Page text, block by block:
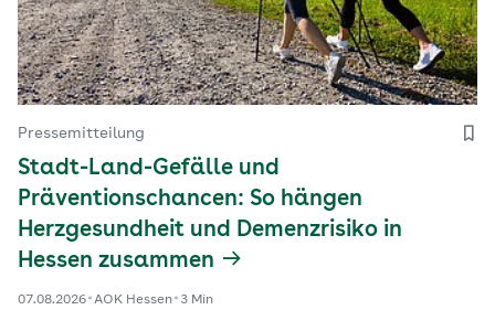
Pressemitteilung
Stadt-Land-Gefälle und
Präventionschancen: So hängen
Herzgesundheit und Demenzrisiko in
Hessen zusammen
07.08.2026 AOK Hessen 3 Min